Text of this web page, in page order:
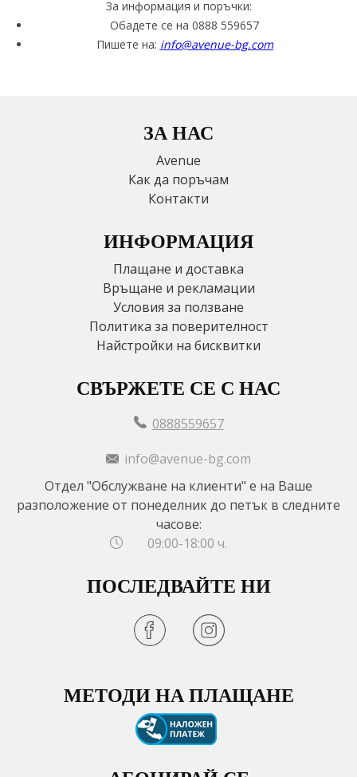
За информация и поръчки:
Обадете се на 0888 559657
Пишете на: info@avenue-bg.com
ЗА НАС
Avenue
Как да поръчам
Контакти
ИНФОРМАЦИЯ
Плащане и доставка
Връщане и рекламации
Условия за ползване
Политика за поверителност
Найстройки на бисквитки
СВЪРЖЕТЕ СЕ С НАС
0888559657
info@avenue-bg.com
Отдел "Обслужване на клиенти" е на Ваше
разположение от понеделник до петък в следните
часове:
09:00-18:00 ч.
ПОСЛЕДВАЙТЕ НИ
МЕТОДИ НА ПЛАЩАНЕ